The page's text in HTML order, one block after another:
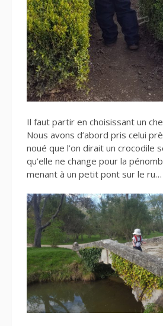
Il faut partir en choisissant un
Nous avons d’abord pris celui
noué que l’on dirait un crocodile
qu’elle ne change pour la
menant à un petit pont sur le ru…